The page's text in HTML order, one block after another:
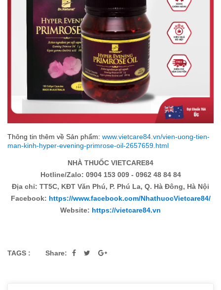
Thông tin thêm về Sản phẩm: www.vietcare84.vn/vien-uong-tien-
man-kinh-hyper-evening-primrose-oil-2657659.html
NHÀ THUỐC VIETCARE84
Hotline/Zalo: 0904 153 009 - 0962 48 84 84
Địa chỉ: TT5C, KĐT Văn Phú, P. Phú La, Q. Hà Đông, Hà Nội
Facebook: https://www.facebook.com/NhathuocVietcare84/
Website: https://vietcare84.vn
TAGS : Share: